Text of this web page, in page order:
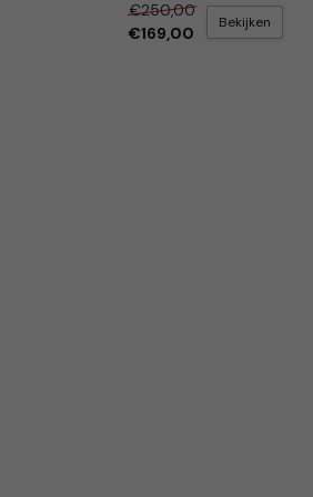
€250,00
€169,00
Bekijken